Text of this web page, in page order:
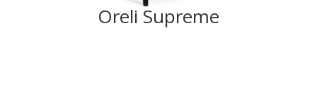
Oreli Supreme